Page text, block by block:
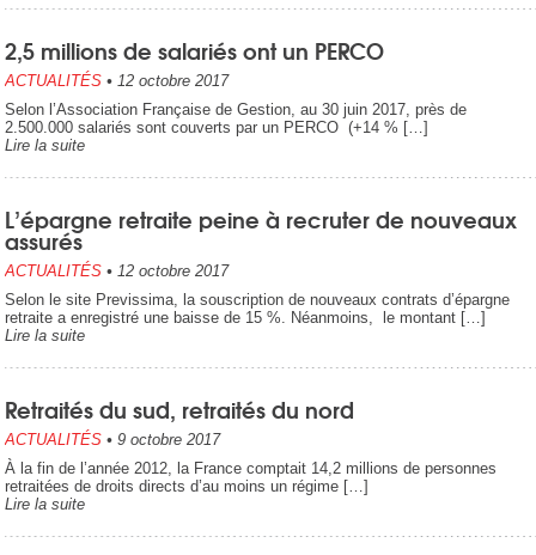
2,5 millions de salariés ont un PERCO
ACTUALITÉS • 12 octobre 2017
Selon l’Association Française de Gestion, au 30 juin 2017, près de
2.500.000 salariés sont couverts par un PERCO (+14 % […]
Lire la suite
L’épargne retraite peine à recruter de nouveaux
assurés
ACTUALITÉS • 12 octobre 2017
Selon le site Previssima, la souscription de nouveaux contrats d’épargne
retraite a enregistré une baisse de 15 %. Néanmoins, le montant […]
Lire la suite
Retraités du sud, retraités du nord
ACTUALITÉS • 9 octobre 2017
À la fin de l’année 2012, la France comptait 14,2 millions de personnes
retraitées de droits directs d’au moins un régime […]
Lire la suite